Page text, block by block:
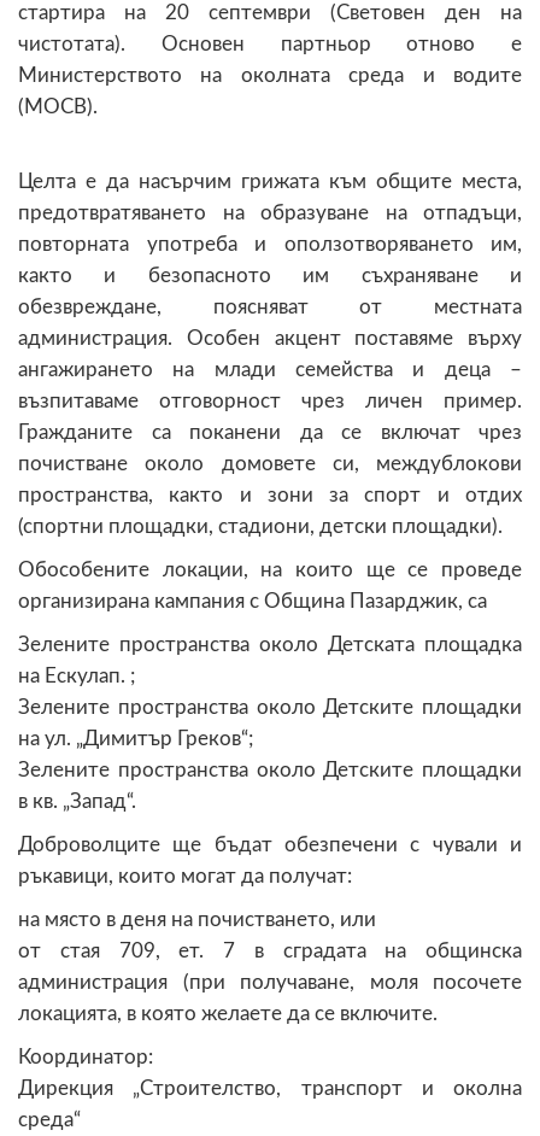
стартира на 20 септември (Световен ден на
чистотата). Основен партньор отново е
Министерството на околната среда и водите
(МОСВ).
Целта е да насърчим грижата към общите места,
предотвратяването на образуване на отпадъци,
повторната употреба и оползотворяването им,
както и безопасното им съхраняване и
обезвреждане, поясняват от местната
администрация. Особен акцент поставяме върху
ангажирането на млади семейства и деца –
възпитаваме отговорност чрез личен пример.
Гражданите са поканени да се включат чрез
почистване около домовете си, междублокови
пространства, както и зони за спорт и отдих
(спортни площадки, стадиони, детски площадки).
Обособените локации, на които ще се проведе
организирана кампания с Община Пазарджик, са
Зелените пространства около Детската площадка
на Ескулап. ;
Зелените пространства около Детските площадки
на ул. „Димитър Греков“;
Зелените пространства около Детските площадки
в кв. „Запад“.
Доброволците ще бъдат обезпечени с чували и
ръкавици, които могат да получат:
на място в деня на почистването, или
от стая 709, ет. 7 в сградата на общинска
администрация (при получаване, моля посочете
локацията, в която желаете да се включите.
Координатор:
Дирекция „Строителство, транспорт и околна
среда“